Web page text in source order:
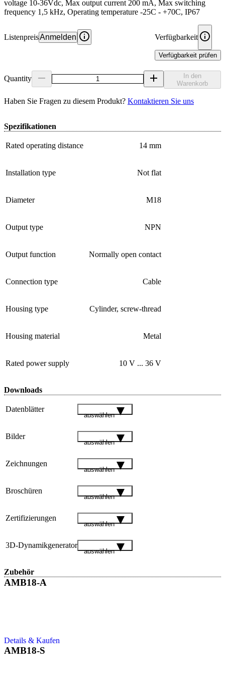
voltage 10-36Vdc, Max output current 200 mA, Max switching
frequency 1,5 kHz, Operating temperature -25C - +70C, IP67
ListenpreisAnmelden Verfügbarkeit
Verfügbarkeit prüfen
Quantity
In den
Warenkorb
Haben Sie Fragen zu diesem Produkt? Kontaktieren Sie uns
Spezifikationen
Rated operating distance 14 mm
Installation type Not flat
Diameter M18
Output type NPN
Output function Normally open contact
Connection type Cable
Housing type Cylinder, screw-thread
Housing material Metal
Rated power supply 10 V ... 36 V
Downloads
Datenblätter
auswählen
Bilder
auswählen
Zeichnungen
auswählen
Broschüren
auswählen
Zertifizierungen
auswählen
3D-Dynamikgenerator
auswählen
Zubehör
AMB18-A
Details & Kaufen
AMB18-S